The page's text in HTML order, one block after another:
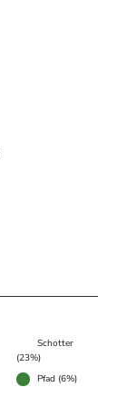
Schotter
(23%)
Pfad (6%)